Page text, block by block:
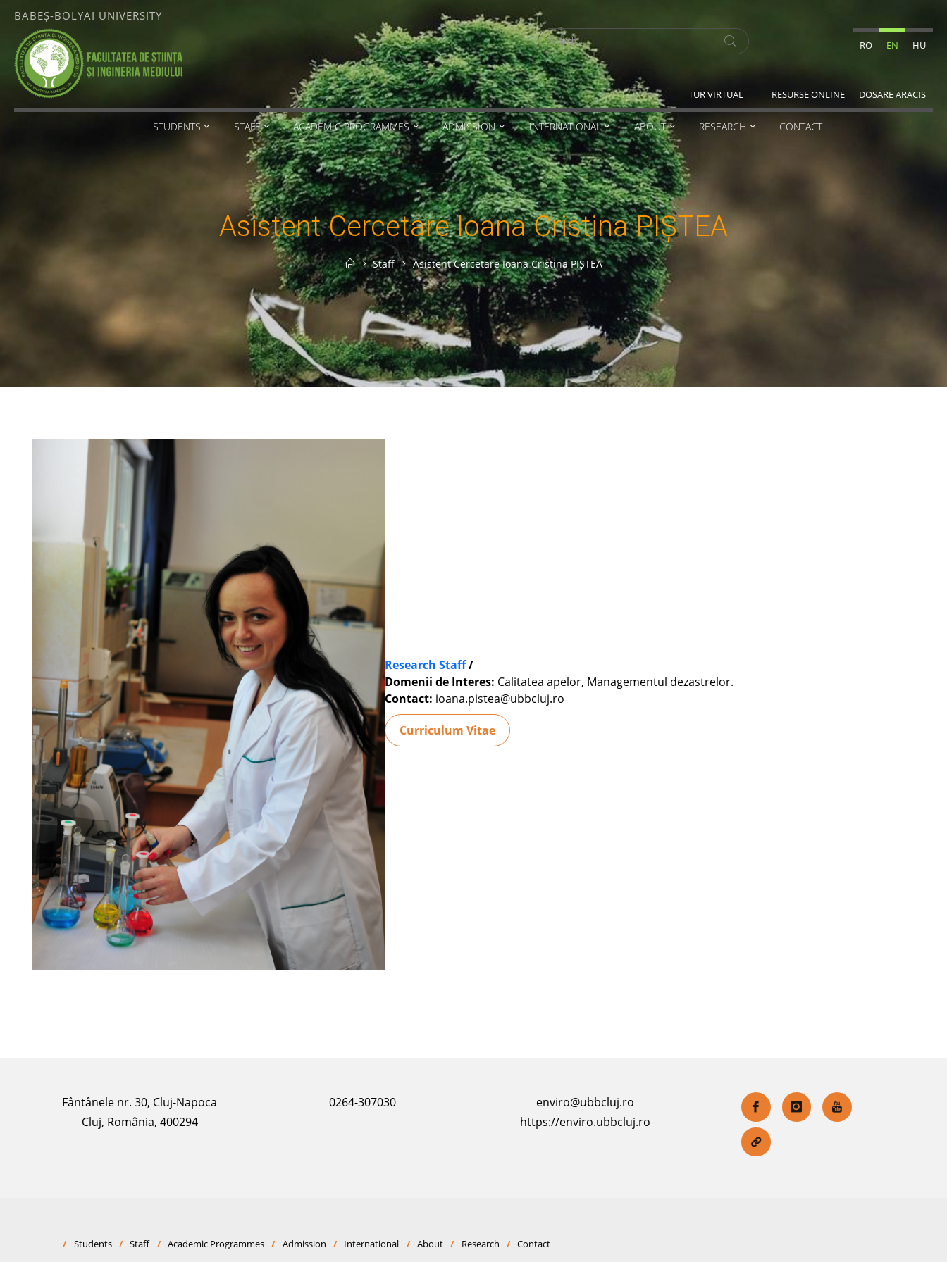
content
FACULTATEA
DE ȘTIINȚA
ȘI
INGINERIA
BABEȘ-BOLYAI UNIVERSITY
Search
for:
RO EN HU
TUR VIRTUAL RESURSE ONLINE DOSARE ARACIS
STUDENTS STAFF ACADEMIC PROGRAMMES ADMISSION INTERNATIONAL ABOUT RESEARCH CONTACT
Asistent Cercetare Ioana Cristina PIȘTEA
HomeStaff Asistent Cercetare Ioana Cristina PIȘTEA
Research Staff/
Domenii de Interes: Calitatea apelor, Managementul dezastrelor.
Contact: ioana.pistea@ubbcluj.ro
Curriculum Vitae
Fântânele nr. 30, Cluj-Napoca
Cluj, România, 400294
0264-307030
enviro@ubbcluj.ro
https://enviro.ubbcluj.ro
/ Students / Staff / Academic Programmes / Admission / International / About / Research / Contact